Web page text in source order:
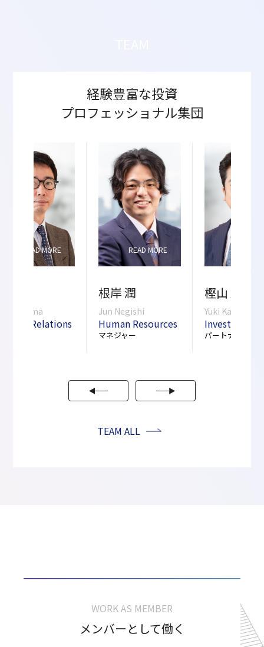
経験豊富な投資
プロフェッショナル集団
READ MORE
Shima
Relations
READ MORE
根岸 潤
Jun Negishi
Human Resources
マネジャー
樫山 雄樹
Yuki
Investment
パートナー
TEAM ALL
WORK AS MEMBER
メンバーとして働く